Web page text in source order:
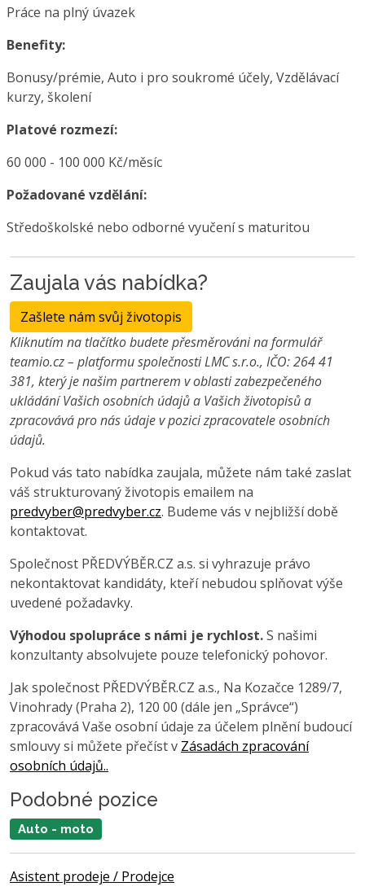
Práce na plný úvazek
Benefity:
Bonusy/prémie, Auto i pro soukromé účely, Vzdělávací
kurzy, školení
Platové rozmezí:
60 000 - 100 000 Kč/měsíc
Požadované vzdělání:
Středoškolské nebo odborné vyučení s maturitou
Zaujala vás nabídka?
Zašlete nám svůj životopis
Kliknutím na tlačítko budete přesměrováni na formulář
teamio.cz – platformu společnosti LMC s.r.o., IČO: 264 41
381, který je našim partnerem v oblasti zabezpečeného
ukládání Vašich osobních údajů a Vašich životopisů a
zpracovává pro nás údaje v pozici zpracovatele osobních
údajů.
Pokud vás tato nabídka zaujala, můžete nám také zaslat
váš strukturovaný životopis emailem na
predvyber@predvyber.cz. Budeme vás v nejbližší době
kontaktovat.
Společnost PŘEDVÝBĚR.CZ a.s. si vyhrazuje právo
nekontaktovat kandidáty, kteří nebudou splňovat výše
uvedené požadavky.
Výhodou spolupráce s námi je rychlost.S našimi
konzultanty absolvujete pouze telefonický pohovor.
Jak společnost PŘEDVÝBĚR.CZ a.s., Na Kozačce 1289/7,
Vinohrady (Praha 2), 120 00 (dále jen „Správce“)
zpracovává Vaše osobní údaje za účelem plnění budoucí
smlouvy si můžete přečíst v Zásadách zpracování
osobních údajů..
Podobné pozice
Auto - moto
Asistent prodeje / Prodejce